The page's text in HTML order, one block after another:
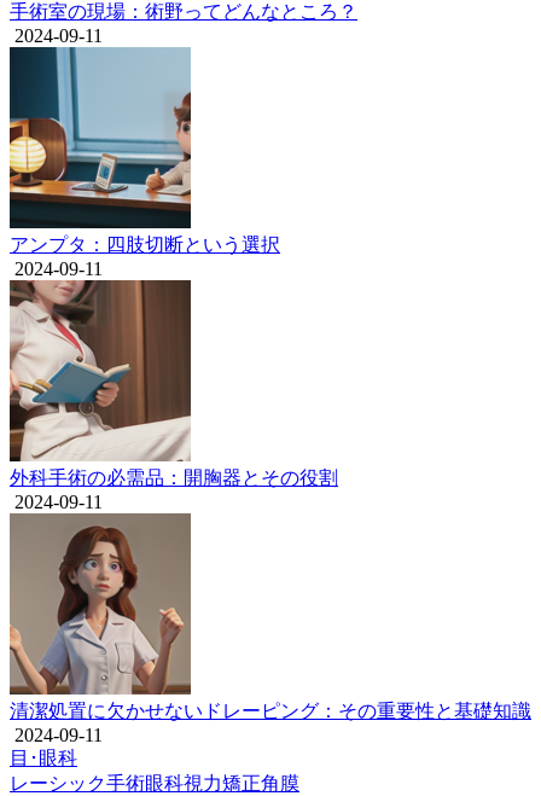
手術室の現場：術野ってどんなところ？
2024-09-11
アンプタ：四肢切断という選択
2024-09-11
外科手術の必需品：開胸器とその役割
2024-09-11
清潔処置に欠かせないドレーピング：その重要性と基礎知識
2024-09-11
目･眼科
レーシック手術眼科視力矯正角膜